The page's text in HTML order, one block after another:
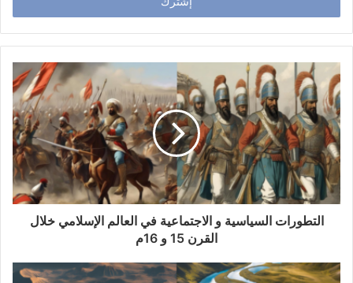
ب
ر
ك
ا
ل
إ
ل
ك
ر
التطورات السياسية و الاجتماعية في العالم الإسلامي خلال
القرن 15 و 16م